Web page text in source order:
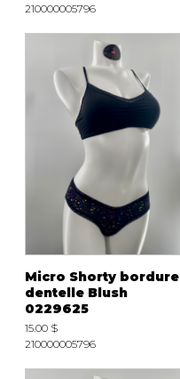
210000005796
Micro Shorty bordure
dentelle Blush
0229625
15.00 $
210000005796